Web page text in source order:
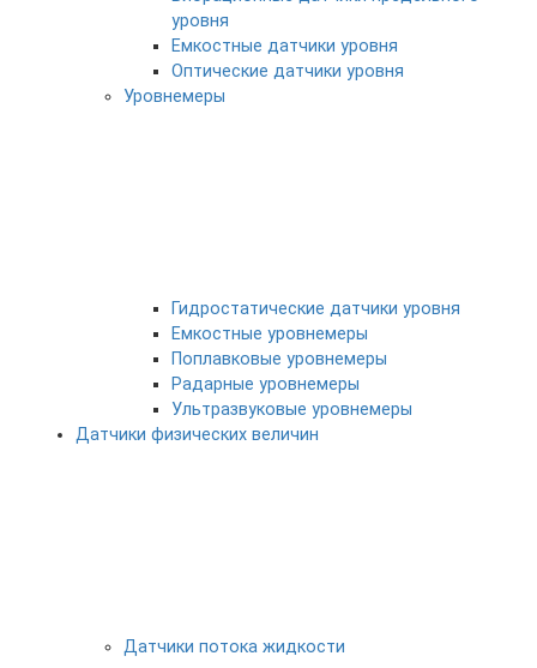
уровня
Емкостные датчики уровня
Оптические датчики уровня
Уровнемеры
Гидростатические датчики уровня
Емкостные уровнемеры
Поплавковые уровнемеры
Радарные уровнемеры
Ультразвуковые уровнемеры
Датчики физических величин
Датчики потока жидкости